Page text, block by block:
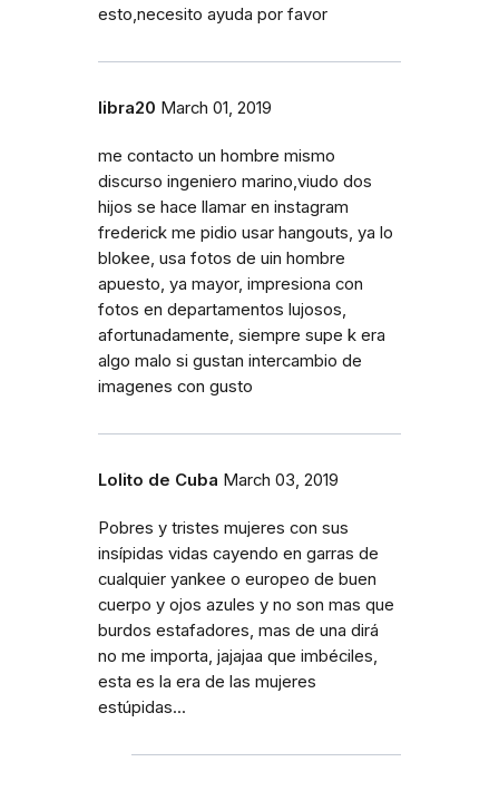
esto,necesito ayuda por favor
libra20 March 01, 2019
me contacto un hombre mismo
discurso ingeniero marino,viudo dos
hijos se hace llamar en instagram
frederick me pidio usar hangouts, ya lo
blokee, usa fotos de uin hombre
apuesto, ya mayor, impresiona con
fotos en departamentos lujosos,
afortunadamente, siempre supe k era
algo malo si gustan intercambio de
imagenes con gusto
Lolito de Cuba March 03, 2019
Pobres y tristes mujeres con sus
insípidas vidas cayendo en garras de
cualquier yankee o europeo de buen
cuerpo y ojos azules y no son mas que
burdos estafadores, mas de una dirá
no me importa, jajajaa que imbéciles,
esta es la era de las mujeres
estúpidas...